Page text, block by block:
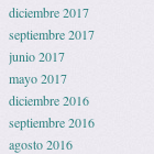
diciembre 2017
septiembre 2017
junio 2017
mayo 2017
diciembre 2016
septiembre 2016
agosto 2016